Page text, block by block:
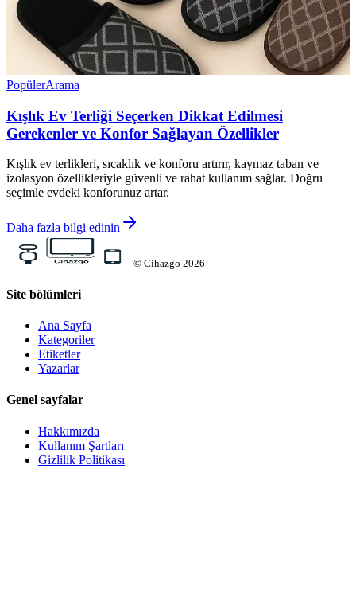
PopülerArama
Kışlık Ev Terliği Seçerken Dikkat Edilmesi
Gerekenler ve Konfor Sağlayan Özellikler
Kışlık ev terlikleri, sıcaklık ve konforu artırır, kaymaz taban ve
izolasyon özellikleriyle güvenli ve rahat kullanım sağlar. Doğru
seçimle evdeki konforunuz artar.
Daha fazla bilgi edinin
© Cihazgo 2026
Site bölümleri
Ana Sayfa
Kategoriler
Etiketler
Yazarlar
Genel sayfalar
Hakkımızda
Kullanım Şartları
Gizlilik Politikası